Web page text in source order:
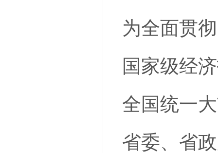
为全面贯
国家级经
全国统一
省委、省